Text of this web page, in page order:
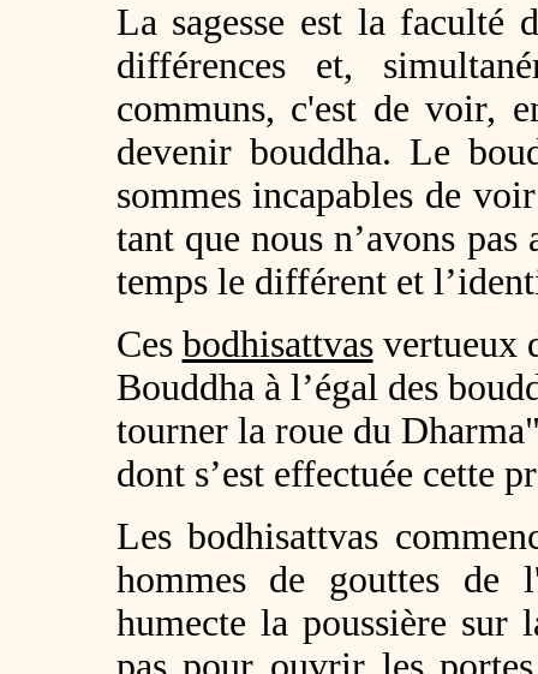
La sagesse est la faculté
différences et,
communs, c'est de voir,
devenir bouddha. Le
sommes incapables de
tant que nous n’avons
temps le différent et
Ces bodhisattvasvertueux
Bouddha à l’égal des
tourner la roue du
dont s’est effectuée cette
Les bodhisattvas
hommes de gouttes de
humecte la poussière sur